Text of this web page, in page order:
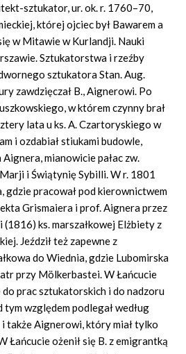
sztukator, ur. ok. r. 1760–70,
której ojciec był Bawarem a
w Mitawie w Kurlandji. Nauki
Sztukatorstwa i rzeźby
sztukatora Stan. Aug.
zawdzięczał B., Aignerowi. Po
w którem czynny brał
lata u ks. A. Czartoryskiego w
i ozdabiał stiukami budowle,
mianowicie pałac zw.
Marji i Świątynię Sybilli. W r. 1801
gdzie pracował pod kierownictwem
Grismaiera i prof. Aignera przez
ks. marszałkowej Elżbiety z
Jeździł też zapewne z
do Wiednia, gdzie Lubomirska
przy Mölkerbastei. W Łańcucie
prac sztukatorskich i do nadzoru
względem podlegał według
także Aignerowi, który miał tylko
Łańcucie ożenił się B. z emigrantką